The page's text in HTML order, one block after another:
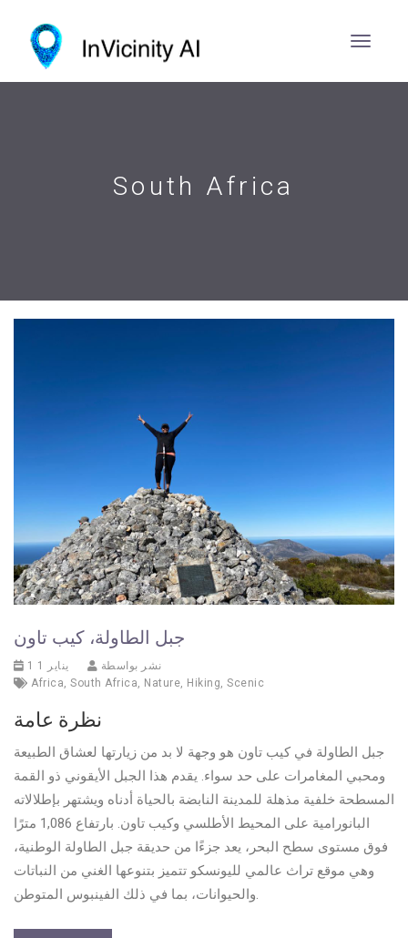
South Africa
جبل الطاولة، كيب تاون
1 يناير 1
نشر بواسطة
Africa South Africa Nature Hiking Scenic
نظرة عامة
جبل الطاولة في كيب تاون هو وجهة لا بد من زيارتها لعشاق الطبيعة
ومحبي المغامرات على حد سواء. يقدم هذا الجبل الأيقوني ذو القمة
المسطحة خلفية مذهلة للمدينة النابضة بالحياة أدناه ويشتهر بإطلالاته
البانورامية على المحيط الأطلسي وكيب تاون. بارتفاع 1,086 مترًا
فوق مستوى سطح البحر، يعد جزءًا من حديقة جبل الطاولة الوطنية،
وهي موقع تراث عالمي لليونسكو تتميز بتنوعها الغني من النباتات